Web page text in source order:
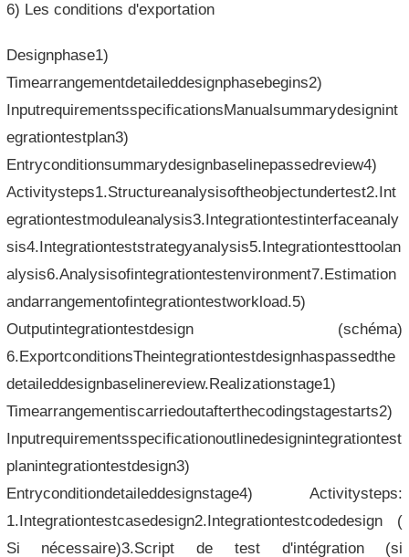
6) Les conditions d'exportation
Designphase1)
Timearrangementdetaileddesignphasebegins2)
InputrequirementsspecificationsManualsummarydesignint
egrationtestplan3)
Entryconditionsummarydesignbaselinepassedreview4)
Activitysteps1.Structureanalysisoftheobjectundertest2.Int
egrationtestmoduleanalysis3.Integrationtestinterfaceanaly
sis4.Integrationteststrategyanalysis5.Integrationtesttoolan
alysis6.Analysisofintegrationtestenvironment7.Estimation
andarrangementofintegrationtestworkload.5)
Outputintegrationtestdesign (schéma)
6.ExportconditionsTheintegrationtestdesignhaspassedthe
detaileddesignbaselinereview.Realizationstage1)
Timearrangementiscarriedoutafterthecodingstagestarts2)
Inputrequirementsspecificationoutlinedesignintegrationtest
planintegrationtestdesign3)
Entryconditiondetaileddesignstage4) Activitysteps:
1.Integrationtestcasedesign2.Integrationtestcodedesign (
Si nécessaire)3.Script de test d'intégration (si